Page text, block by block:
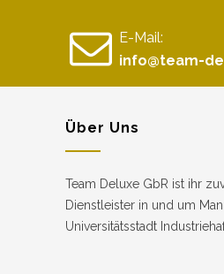
E-Mail:
info@team-
Über Uns
Team Deluxe GbR ist ihr
Dienstleister in und um
Universitätsstadt